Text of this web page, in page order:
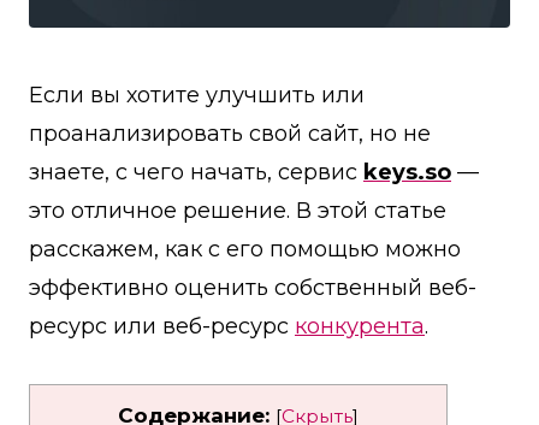
Если вы хотите улучшить или
проанализировать свой сайт, но не
знаете, с чего начать, сервис keys.so —
это отличное решение. В этой статье
расскажем, как с его помощью можно
эффективно оценить собственный веб-
ресурс или веб-ресурс конкурента.
Содержание: [Скрыть]